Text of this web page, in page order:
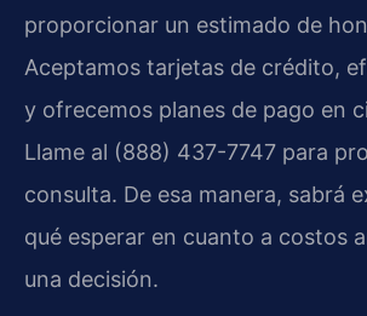
proporcionar un estimado de
Aceptamos tarjetas de crédito,
y ofrecemos planes de pago en
Llame al (888) 437-7747 para
consulta. De esa manera, sabrá
qué esperar en cuanto a costos
una decisión.